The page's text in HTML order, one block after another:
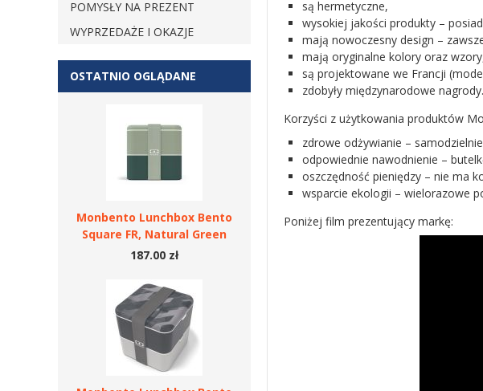
POMYSŁY NA PREZENT
WYPRZEDAŻE I OKAZJE
są hermetyczne,
wysokiej jakości produkty –
mają nowoczesny design –
mają oryginalne kolory oraz
są projektowane we Francji
zdobyły międzynarodowe nagrody.
Korzyści z użytkowania produktów
zdrowe odżywianie –
odpowiednie nawodnienie –
oszczędność pieniędzy – nie ma
wsparcie ekologii – wielorazowe
Poniżej film prezentujący markę:
OSTATNIO OGLĄDANE
Monbento Lunchbox Bento
Square FR, Natural Green
187.00 zł